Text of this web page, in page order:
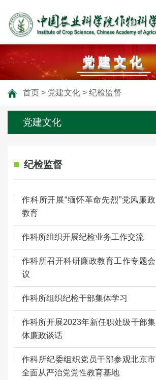
党建文化
首页 > 党建文化 > 纪检监督
党建文化
纪检监督
作科所开展“缅怀革命先烈”党风廉政
教育
作科所组织开展纪检业务工作交流
作科所召开科研廉政教育工作专题会
议
作科所组织纪检干部集体学习
作科所开展2023年新任职处级干部集
体廉政谈话
作科所纪委组织党员干部参观北京市
全面从严治党党性教育基地